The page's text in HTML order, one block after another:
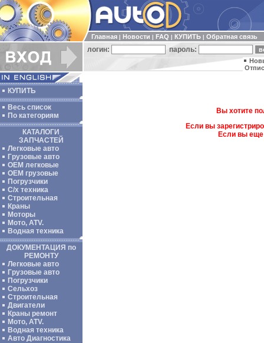
Главная Новости FAQ КУПИТЬ Обратная связь
логин: пароль:
КУПИТЬ
Весь список
По категориям
КАТАЛОГИ
ЗАПЧАСТЕЙ
Легковые авто
Грузовые авто
ОЕМ легковые
OEM грузовые
Погрузчики
С/х техника
Строительная
Краны
Моторы
Мото, ATV.
Водная техника
ДОКУМЕНТАЦИЯ по
РЕМОНТУ
Легковые авто
Грузовые авто
Погрузчики
Сельхоз
Строительная
Двигатели
Краны ремонт
Мото, ATV.
Водная техника
Авто Диагностика
Вы хотите
Если вы
Если вы еще